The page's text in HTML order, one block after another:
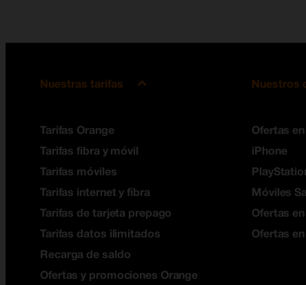
Nuestras tarifas
Tarifas Orange
Tarifas fibra y móvil
Tarifas móviles
Tarifas internet y fibra
Tarifas de tarjeta prepago
Tarifas datos ilimitados
Recarga de saldo
Ofertas y promociones Orange
Nuestros
Ofertas
iPhone
Móviles
Ofertas
Ofertas